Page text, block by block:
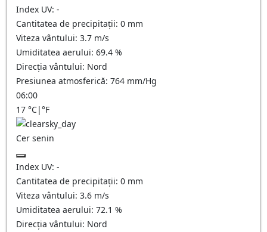
Index UV: -
Cantitatea de precipitații: 0 mm
Viteza vântului: 3.7 m/s
Umiditatea aerului: 69.4 %
Direcția vântului: Nord
Presiunea atmosferică: 764 mm/Hg
06:00
17 °C|°F
Cer senin
Index UV: -
Cantitatea de precipitații: 0 mm
Viteza vântului: 3.6 m/s
Umiditatea aerului: 72.1 %
Direcția vântului: Nord